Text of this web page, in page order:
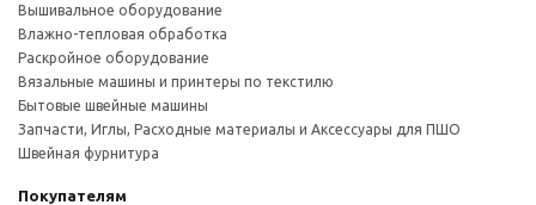
Вышивальное оборудование
Влажно-тепловая обработка
Раскройное оборудование
Вязальные машины и принтеры по текстилю
Бытовые швейные машины
Запчасти, Иглы, Расходные материалы и Аксессуары для ПШО
Швейная фурнитура
Покупателям